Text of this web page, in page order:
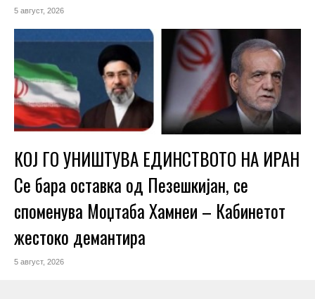
5 август, 2026
КОЈ ГО УНИШТУВА ЕДИНСТВОТО НА ИРАН
Се бара оставка од Пезешкијан, се
споменува Моџтаба Хамнеи – Кабинетот
жестоко демантира
5 август, 2026